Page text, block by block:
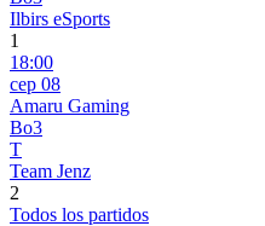
Ilbirs eSports
1
18:00
сер 08
Amaru Gaming
Bo3
T
Team Jenz
2
Todos los partidos